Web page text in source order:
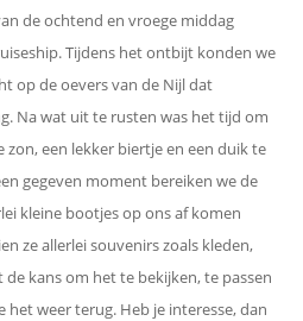
de ochtend en vroege middag
Tijdens het ontbijt konden we
op de oevers van de Nijl dat
Na wat uit te rusten was het tijd om
een lekker biertje en een duik te
gegeven moment bereiken we de
kleine bootjes op ons af komen
ze allerlei souvenirs zoals kleden,
de kans om het te bekijken, te passen
het weer terug. Heb je interesse, dan